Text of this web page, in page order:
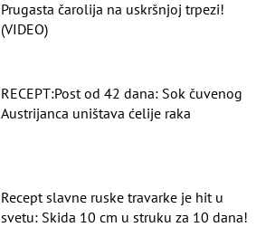
Prugasta čarolija na uskršnjoj trpezi!
(VIDEO)
RECEPT:Post od 42 dana: Sok čuvenog
Austrijanca uništava ćelije raka
Recept slavne ruske travarke je hit u
svetu: Skida 10 cm u struku za 10 dana!